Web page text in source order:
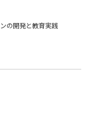
の開発と教育実践